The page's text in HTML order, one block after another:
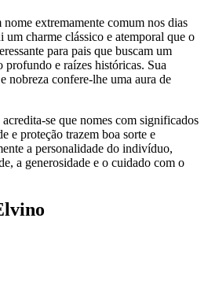
nome extremamente comum nos dias
um charme clássico e atemporal que o
para pais que buscam um
e raízes históricas. Sua
nobreza confere-lhe uma aura de
se que nomes com significados
e proteção trazem boa sorte e
a personalidade do indivíduo,
a generosidade e o cuidado com o